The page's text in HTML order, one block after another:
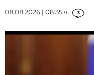
08.08.2026 | 08:35 ч. 3